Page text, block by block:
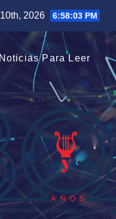
2026 6:58:04 PM
Para Leer